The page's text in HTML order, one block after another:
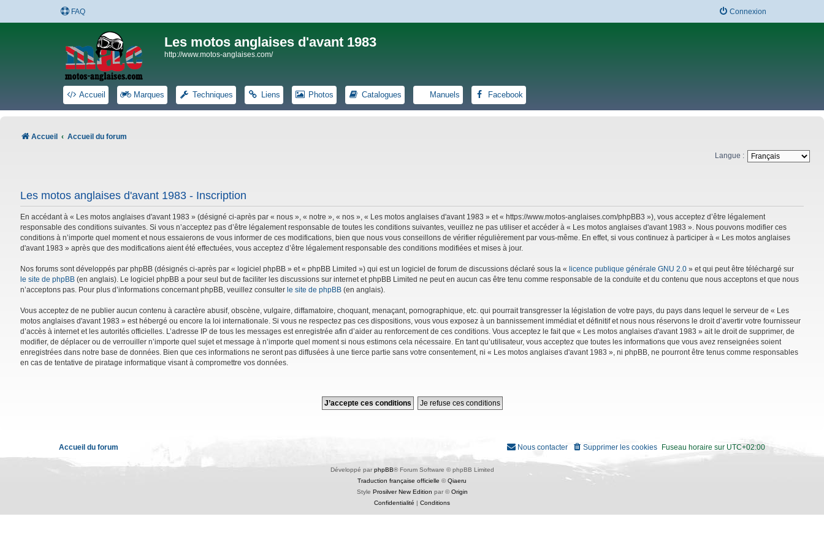
FAQ Connexion
Les motos anglaises d'avant 1983
http://www.motos-anglaises.com/
Accueil Marques Techniques Liens Photos Catalogues Manuels Facebook
Accueil Accueil du forum
Langue :
Les motos anglaises d'avant 1983 - Inscription
En accédant à « Les motos anglaises d'avant 1983 » (désigné ci-après par « nous », « notre », « nos », « Les motos anglaises d'avant 1983 » et « https://www.motos-anglaises.com/phpBB3 »), vous acceptez d’être légalement
responsable des conditions suivantes. Si vous n’acceptez pas d’être légalement responsable de toutes les conditions suivantes, veuillez ne pas utiliser et accéder à « Les motos anglaises d'avant 1983 ». Nous pouvons modifier ces
conditions à n’importe quel moment et nous essaierons de vous informer de ces modifications, bien que nous vous conseillons de vérifier régulièrement par vous-même. En effet, si vous continuez à participer à « Les motos anglaises
d'avant 1983 » après que des modifications aient été effectuées, vous acceptez d’être légalement responsable des conditions modifiées et mises à jour.
Nos forums sont développés par phpBB (désignés ci-après par « logiciel phpBB » et « phpBB Limited ») qui est un logiciel de forum de discussions déclaré sous la « licence publique générale GNU 2.0 » et qui peut être téléchargé sur
le site de phpBB (en anglais). Le logiciel phpBB a pour seul but de faciliter les discussions sur internet et phpBB Limited ne peut en aucun cas être tenu comme responsable de la conduite et du contenu que nous acceptons et que nous
n’acceptons pas. Pour plus d’informations concernant phpBB, veuillez consulter le site de phpBB (en anglais).
Vous acceptez de ne publier aucun contenu à caractère abusif, obscène, vulgaire, diffamatoire, choquant, menaçant, pornographique, etc. qui pourrait transgresser la législation de votre pays, du pays dans lequel le serveur de « Les
motos anglaises d'avant 1983 » est hébergé ou encore la loi internationale. Si vous ne respectez pas ces dispositions, vous vous exposez à un bannissement immédiat et définitif et nous nous réservons le droit d’avertir votre fournisseur
d’accès à internet et les autorités officielles. L’adresse IP de tous les messages est enregistrée afin d’aider au renforcement de ces conditions. Vous acceptez le fait que « Les motos anglaises d'avant 1983 » ait le droit de supprimer, de
modifier, de déplacer ou de verrouiller n’importe quel sujet et message à n’importe quel moment si nous estimons cela nécessaire. En tant qu’utilisateur, vous acceptez que toutes les informations que vous avez renseignées soient
enregistrées dans notre base de données. Bien que ces informations ne seront pas diffusées à une tierce partie sans votre consentement, ni « Les motos anglaises d'avant 1983 », ni phpBB, ne pourront être tenus comme responsables
en cas de tentative de piratage informatique visant à compromettre vos données.
Accueil du forum Fuseau horaire sur UTC+02:00
Supprimer les cookies
Nous contacter
Développé par phpBB® Forum Software © phpBB Limited
Traduction française officielle ©Qiaeru
Style Prosilver New Edition par ©Origin
Confidentialité | Conditions